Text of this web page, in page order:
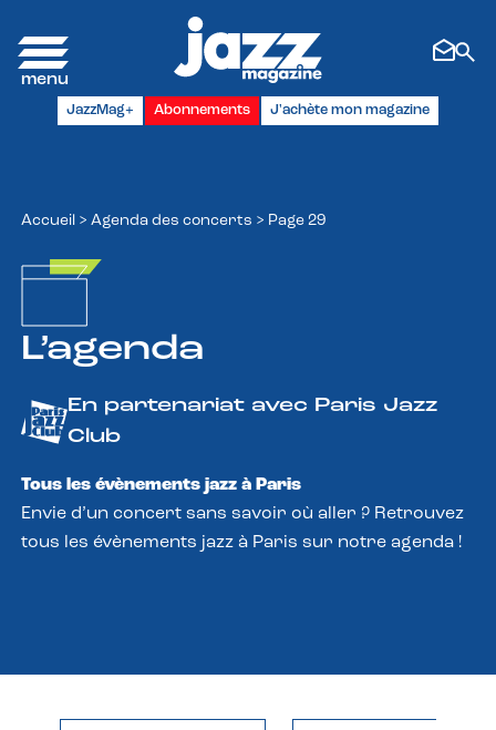
JazzMag+ Abonnements J'achète mon magazine
Accueil > Agenda des concerts > Page 29
L’agenda
En partenariat avec Paris Jazz
Club
Tous les évènements jazz à Paris
Envie d’un concert sans savoir où aller ? Retrouvez
tous les évènements jazz à Paris sur notre agenda !